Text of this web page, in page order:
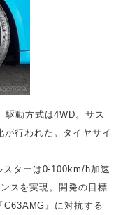
駆動方式は4WD。サス
行われた。タイヤサイ
ターは0‐100km/h加速
スを実現。開発の目標
C63AMG』に対抗する